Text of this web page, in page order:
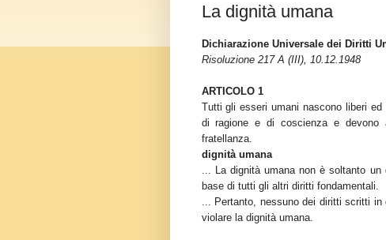
La dignità umana
Dichiarazione Universale dei Diritti
Risoluzione 217 A (III), 10.12.1948
ARTICOLO 1
Tutti gli esseri umani nascono liberi
di ragione e di coscienza e
fratellanza.
dignità umana
... La dignità umana non è soltanto
base di tutti gli altri diritti fondamentali.
... Pertanto, nessuno dei diritti scritti
violare la dignità umana.